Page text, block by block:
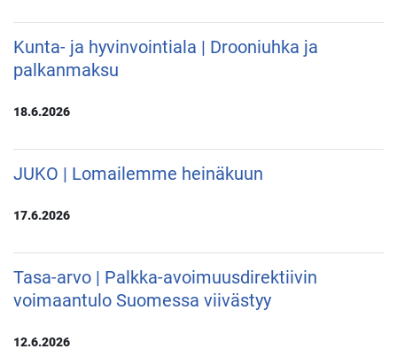
Kunta- ja hyvinvointiala | Drooniuhka ja
palkanmaksu
18.6.2026
JUKO | Lomailemme heinäkuun
17.6.2026
Tasa-arvo | Palkka-avoimuusdirektiivin
voimaantulo Suomessa viivästyy
12.6.2026